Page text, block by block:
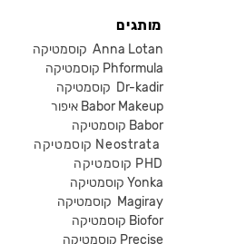
מותגים
קוסמטיקה Anna Lotan
קוסמטיקה Phformula
קוסמטיקה Dr-kadir
איפור Babor Makeup
קוסמטיקה Babor
קוסמטיקה Neostrata
קוסמטיקה PHD
קוסמטיקה Yonka
Magiray
קוסמטיקה Biofor
קוסמטיקה Precise